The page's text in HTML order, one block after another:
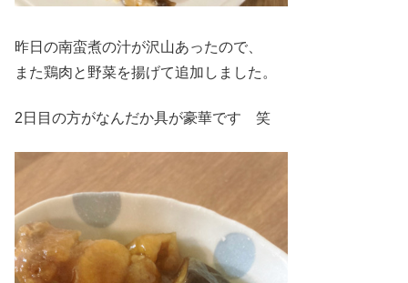
昨日の南蛮煮の汁が沢山あったので、
また鶏肉と野菜を揚げて追加しました。
2日目の方がなんだか具が豪華です 笑